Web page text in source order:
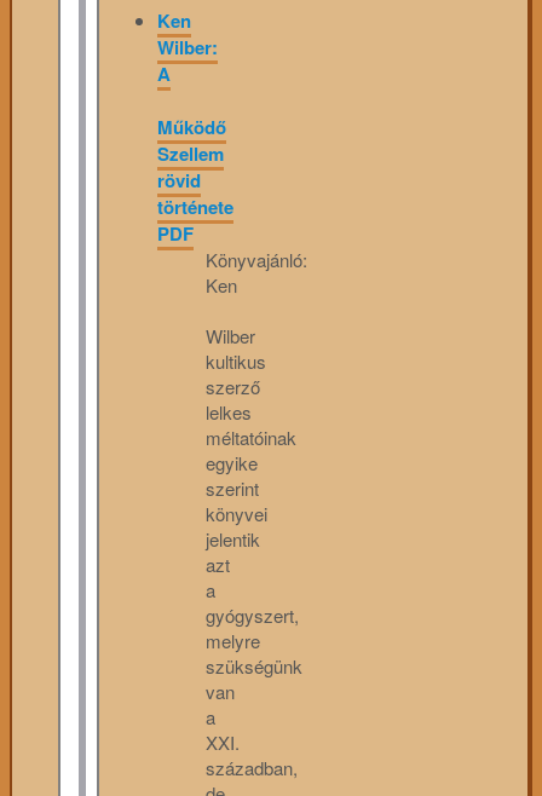
Ken
Wilber:
A
Működő
Szellem
rövid
története
PDF
Könyvajánló:
Ken
Wilber
kultikus
szerző
lelkes
méltatóinak
egyike
szerint
könyvei
jelentik
azt
a
gyógyszert,
melyre
szükségünk
van
a
XXI.
században,